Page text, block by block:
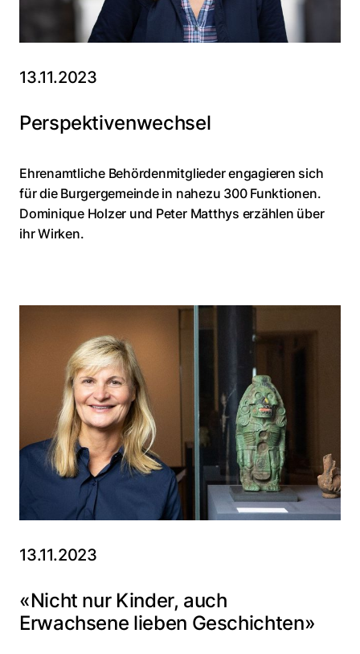
13.11.2023
Perspektivenwechsel
Ehrenamtliche Behördenmitglieder engagieren sich
für die Burgergemeinde in nahezu 300 Funktionen.
Dominique Holzer und Peter Matthys erzählen über
ihr Wirken.
13.11.2023
«Nicht nur Kinder, auch
Erwachsene lieben Geschichten»